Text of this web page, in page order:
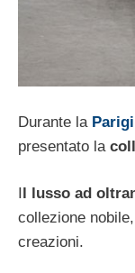
Durante la
presentato la
l lusso ad
collezione
creazioni.